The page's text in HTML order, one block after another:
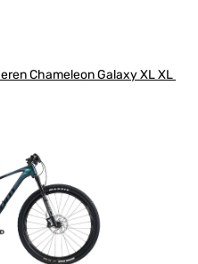
Chameleon Galaxy XL XL